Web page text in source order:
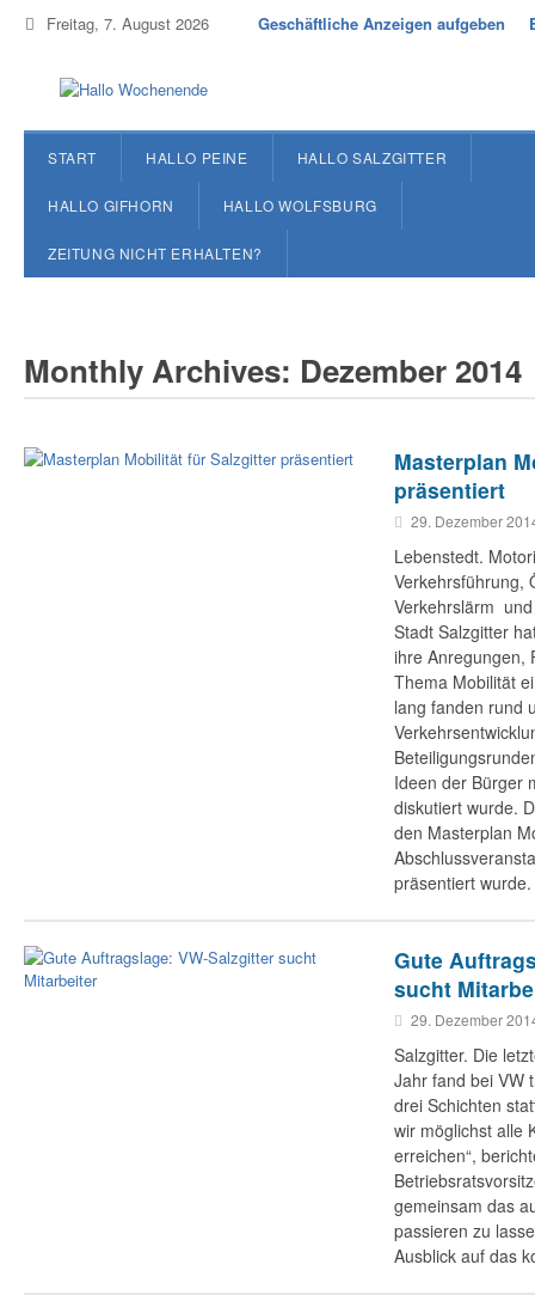
Freitag, 7. August 2026 Geschäftliche Anzeigen aufgeben
START HALLO PEINE HALLO SALZGITTER
HALLO GIFHORN HALLO WOLFSBURG
ZEITUNG NICHT ERHALTEN?
Monthly Archives: Dezember 2014
Masterplan
präsentiert
29. Dezember
Lebenstedt.
Verkehrsführung,
Verkehrslärm
Stadt Salzgitter
ihre Anregungen,
Thema Mobilität
lang fanden rund
Ideen der Bürger
diskutiert wurde.
den Masterplan
präsentiert wurde.
Gute
sucht
29. Dezember
Salzgitter. Die
Jahr fand bei VW
drei Schichten
wir möglichst alle
erreichen“,
gemeinsam das
passieren zu
Ausblick auf das